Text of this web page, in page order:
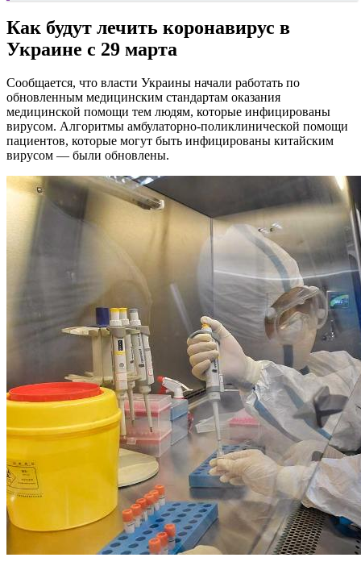
Как будут лечить коронавирус в
Украине с 29 марта
Сообщается, что власти Украины начали работать по
обновленным медицинским стандартам оказания
медицинской помощи тем людям, которые инфицированы
вирусом. Алгоритмы амбулаторно-поликлинической помощи
пациентов, которые могут быть инфицированы китайским
вирусом — были обновлены.